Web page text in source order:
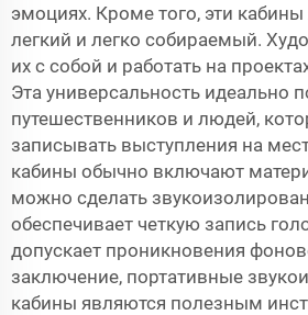
эмоциях. Кроме того, эти кабины
легкий и легко собираемый.
их с собой и работать на
Эта универсальность идеально
путешественников и людей,
записывать выступления на
кабины обычно включают
можно сделать
обеспечивает четкую запись
допускает проникновения
заключение, портативные
кабины являются полезным